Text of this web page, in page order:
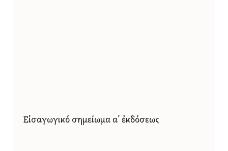
Εἰσαγωγικό σημείωμα α’ ἐκδόσεως